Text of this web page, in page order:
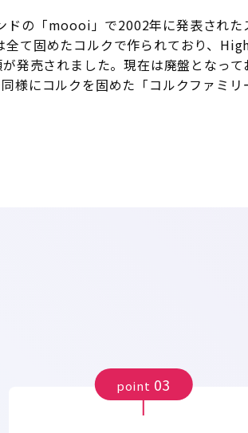
ドの「moooi」で2002年に発表された
全て固めたコルクで作られており、
発売されました。現在は廃盤となって
様にコルクを固めた「コルクファミリ
point 03